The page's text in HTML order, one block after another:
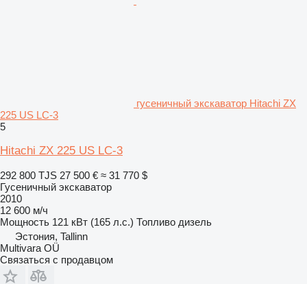
гусеничный экскаватор Hitachi ZX
225 US LC-3
5
Hitachi ZX 225 US LC-3
292 800 TJS 27 500 € ≈ 31 770 $
Гусеничный экскаватор
2010
12 600 м/ч
Мощность 121 кВт (165 л.с.) Топливо дизель
Эстония, Tallinn
Multivara OÜ
Связаться с продавцом